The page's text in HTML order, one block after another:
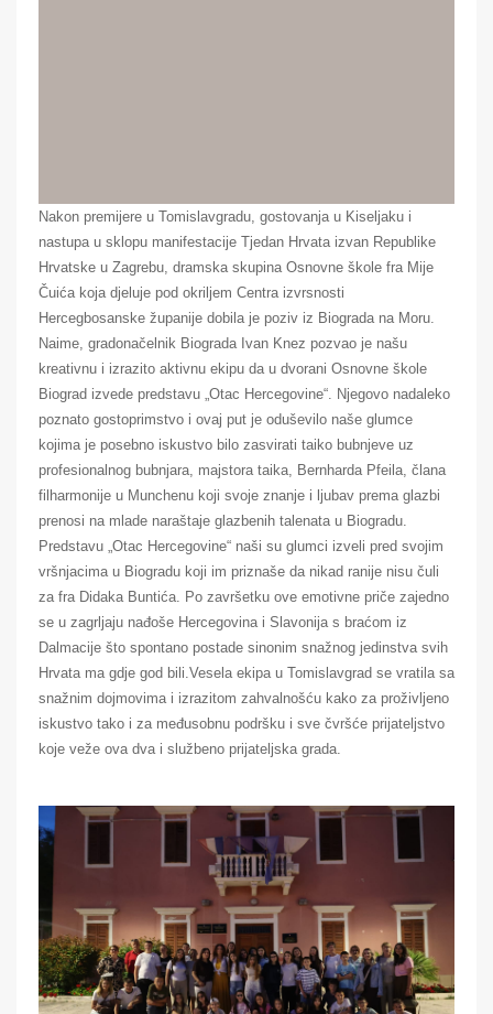
Nakon premijere u Tomislavgradu, gostovanja u Kiseljaku i
nastupa u sklopu manifestacije Tjedan Hrvata izvan Republike
Hrvatske u Zagrebu, dramska skupina Osnovne škole fra Mije
Čuića koja djeluje pod okriljem Centra izvrsnosti
Hercegbosanske županije dobila je poziv iz Biograda na Moru.
Naime, gradonačelnik Biograda Ivan Knez pozvao je našu
kreativnu i izrazito aktivnu ekipu da u dvorani Osnovne škole
Biograd izvede predstavu „Otac Hercegovine“. Njegovo nadaleko
poznato gostoprimstvo i ovaj put je oduševilo naše glumce
kojima je posebno iskustvo bilo zasvirati taiko bubnjeve uz
profesionalnog bubnjara, majstora taika, Bernharda Pfeila, člana
filharmonije u Munchenu koji svoje znanje i ljubav prema glazbi
prenosi na mlade naraštaje glazbenih talenata u Biogradu.
Predstavu „Otac Hercegovine“ naši su glumci izveli pred svojim
vršnjacima u Biogradu koji im priznaše da nikad ranije nisu čuli
za fra Didaka Buntića. Po završetku ove emotivne priče zajedno
se u zagrljaju nađoše Hercegovina i Slavonija s braćom iz
Dalmacije što spontano postade sinonim snažnog jedinstva svih
Hrvata ma gdje god bili.Vesela ekipa u Tomislavgrad se vratila sa
snažnim dojmovima i izrazitom zahvalnošću kako za proživljeno
iskustvo tako i za međusobnu podršku i sve čvršće prijateljstvo
koje veže ova dva i službeno prijateljska grada.